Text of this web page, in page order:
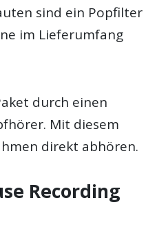
sind ein Popfilter
im Lieferumfang
durch einen
Mit diesem
direkt abhören.
Recording